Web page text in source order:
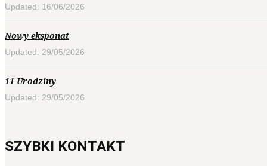
Updated: 16/06/2026
Nowy eksponat
Updated: 29/05/2026
11 Urodziny
Updated: 29/05/2026
SZYBKI KONTAKT